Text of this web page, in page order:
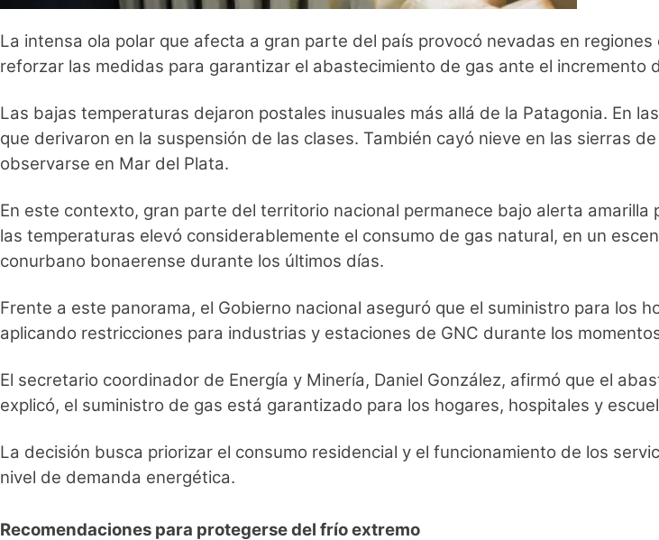
La intensa ola polar que afecta a gran parte del país provocó nevadas en
reforzar las medidas para garantizar el abastecimiento de gas ante el incremento
Las bajas temperaturas dejaron postales inusuales más allá de la Patagonia. En
que derivaron en la suspensión de las clases. También cayó nieve en las sierras
observarse en Mar del Plata.
En este contexto, gran parte del territorio nacional permanece bajo alerta
las temperaturas elevó considerablemente el consumo de gas natural, en un
conurbano bonaerense durante los últimos días.
Frente a este panorama, el Gobierno nacional aseguró que el suministro para los
aplicando restricciones para industrias y estaciones de GNC durante los
El secretario coordinador de Energía y Minería, Daniel González, afirmó que el
explicó, el suministro de gas está garantizado para los hogares, hospitales y
La decisión busca priorizar el consumo residencial y el funcionamiento de los
nivel de demanda energética.
Recomendaciones para protegerse del frío extremo